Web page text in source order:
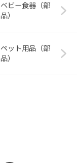
ベビー食器（部
品）
ペット用品（部
品）